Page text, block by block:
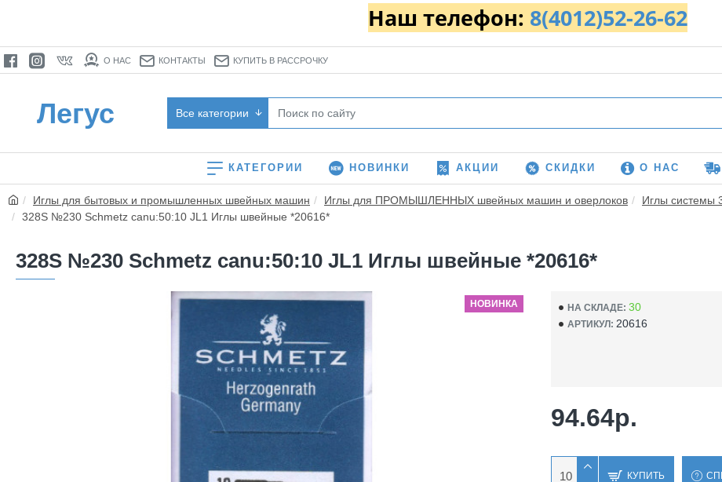
Наш телефон: 8(4012)52-26-62
О НАС КОНТАКТЫ КУПИТЬ В РАССРОЧКУ
Легус Все категории
КАТЕГОРИИ НОВИНКИ АКЦИИ СКИДКИ О НАС
Иглы для бытовых и промышленных швейных машин Иглы для ПРОМЫШЛЕННЫХ швейных машин и оверлоков
Иглы системы
328S №230 Schmetz canu:50:10 JL1 Иглы швейные *20616*
328S №230 Schmetz canu:50:10 JL1 Иглы швейные *20616*
НОВИНКА НА СКЛАДЕ: 30
АРТИКУЛ: 20616
94.64р.
КУПИТЬ